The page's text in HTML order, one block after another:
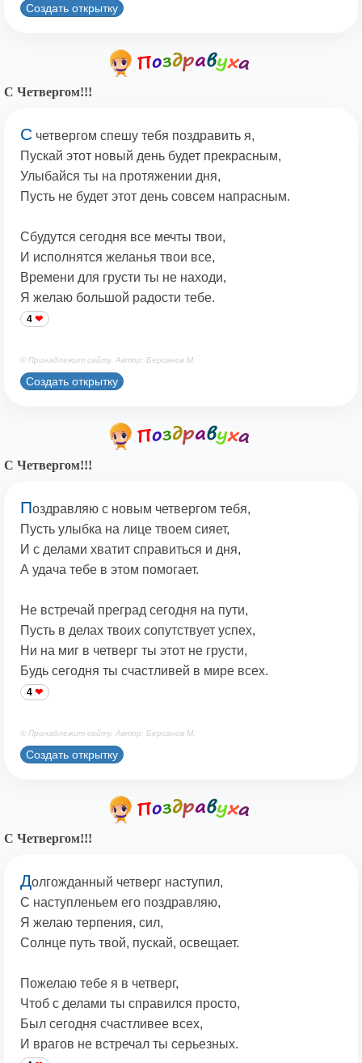
Создать открытку
С Четвергом!!!
С четвергом спешу тебя поздравить я,
Пускай этот новый день будет прекрасным,
Улыбайся ты на протяжении дня,
Пусть не будет этот день совсем напрасным.
Сбудутся сегодня все мечты твои,
И исполнятся желанья твои все,
Времени для грусти ты не находи,
Я желаю большой радости тебе.
4
© Принадлежит сайту. Автор: Берсанов М.
Создать открытку
С Четвергом!!!
Поздравляю с новым четвергом тебя,
Пусть улыбка на лице твоем сияет,
И с делами хватит справиться и дня,
А удача тебе в этом помогает.
Не встречай преград сегодня на пути,
Пусть в делах твоих сопутствует успех,
Ни на миг в четверг ты этот не грусти,
Будь сегодня ты счастливей в мире всех.
4
© Принадлежит сайту. Автор: Берсанов М.
Создать открытку
С Четвергом!!!
Долгожданный четверг наступил,
С наступленьем его поздравляю,
Я желаю терпения, сил,
Солнце путь твой, пускай, освещает.
Пожелаю тебе я в четверг,
Чтоб с делами ты справился просто,
Был сегодня счастливее всех,
И врагов не встречал ты серьезных.